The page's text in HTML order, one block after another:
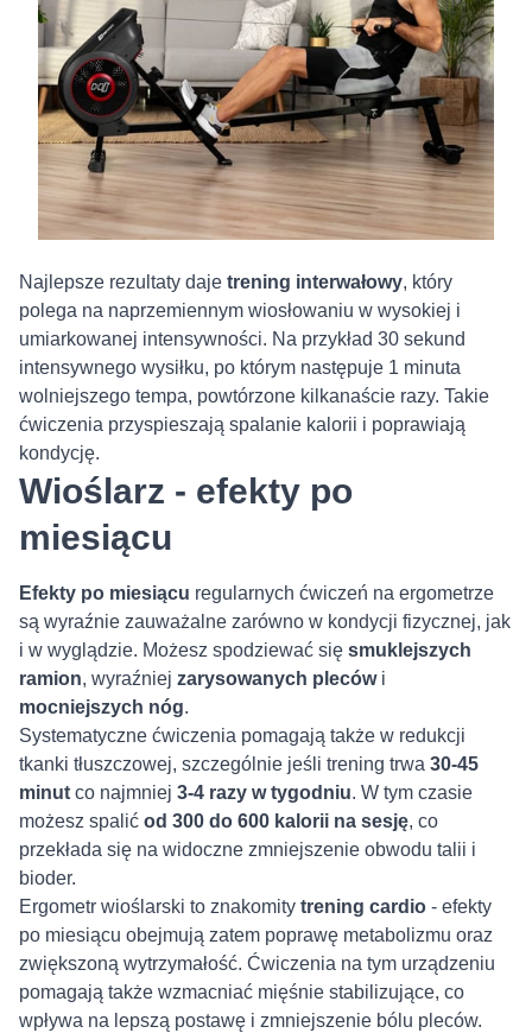
Najlepsze rezultaty daje trening interwałowy, który
polega na naprzemiennym wiosłowaniu w wysokiej i
umiarkowanej intensywności. Na przykład 30 sekund
intensywnego wysiłku, po którym następuje 1 minuta
wolniejszego tempa, powtórzone kilkanaście razy. Takie
ćwiczenia przyspieszają spalanie kalorii i poprawiają
kondycję.
Wioślarz - efekty po
miesiącu
Efekty po miesiącu regularnych ćwiczeń na ergometrze
są wyraźnie zauważalne zarówno w kondycji fizycznej, jak
i w wyglądzie. Możesz spodziewać się smuklejszych
ramion, wyraźniej zarysowanych plecówi
mocniejszych nóg.
Systematyczne ćwiczenia pomagają także w redukcji
tkanki tłuszczowej, szczególnie jeśli trening trwa 30-45
minut co najmniej 3-4 razy w tygodniu. W tym czasie
możesz spalić od 300 do 600 kalorii na sesję, co
przekłada się na widoczne zmniejszenie obwodu talii i
bioder.
Ergometr wioślarski to znakomity trening cardio - efekty
po miesiącu obejmują zatem poprawę metabolizmu oraz
zwiększoną wytrzymałość. Ćwiczenia na tym urządzeniu
pomagają także wzmacniać mięśnie stabilizujące, co
wpływa na lepszą postawę i zmniejszenie bólu pleców.